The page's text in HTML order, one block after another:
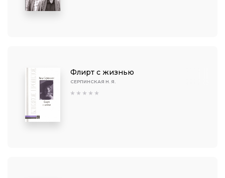
Флирт с жизнью
СЕРПИНСКАЯ Н. Я.